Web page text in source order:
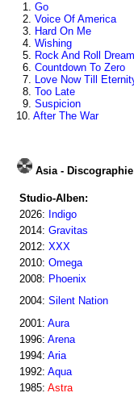
1. Go
2. Voice Of America
3. Hard On Me
4. Wishing
5. Rock And Roll Dream
6. Countdown To Zero
7. Love Now Till
8. Too Late
9. Suspicion
10. After The War
Asia -
Studio-Alben:
2026: Indigo
2014: Gravitas
2012: XXX
2010: Omega
2008: Phoenix
2004: Silent Nation
2001: Aura
1996: Arena
1994: Aria
1992: Aqua
1985: Astra